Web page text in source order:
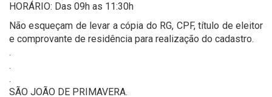
HORÁRIO: Das 09h as 11:30h
Não esqueçam de levar a cópia do RG, CPF, título de eleitor
e comprovante de residência para realização do cadastro.
.
.
.
SÃO JOÃO DE PRIMAVERA.